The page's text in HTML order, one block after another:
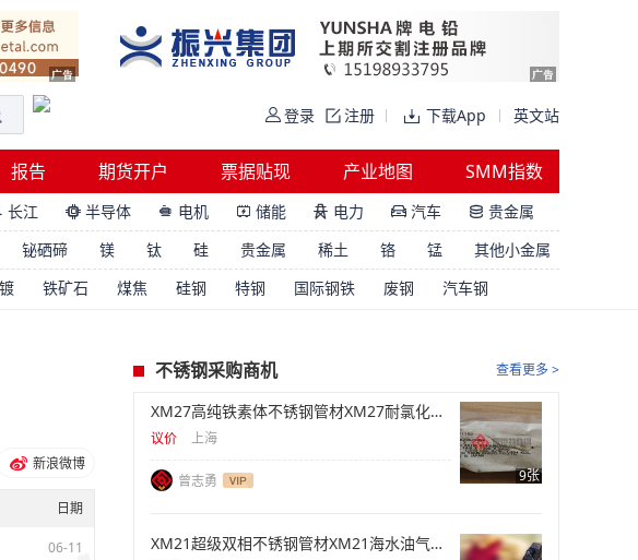
登录 注册 下载App 英文站
报告 期货开户 票据贴现 产业地图 SMM指数
长江  半导体  电机  储能  电力  汽车  贵金属
铋硒碲 镁 钛 硅 贵金属 稀土 铬 锰
其他小金属
铁矿石 煤焦 硅钢 特钢 国际钢铁 废钢 汽车钢
新浪微博
日期
06-11
不锈钢采购商机 查看更多 >
XM27高纯铁素体不锈钢管材XM27耐氯化物应力腐蚀管材
议价 上海
曾志勇 9张
XM21超级双相不锈钢管材XM21海水油气防腐管材